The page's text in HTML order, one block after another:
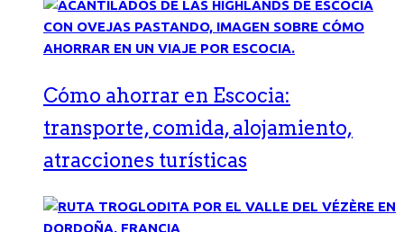
Cómo ahorrar en Escocia:
transporte, comida, alojamiento,
atracciones turísticas